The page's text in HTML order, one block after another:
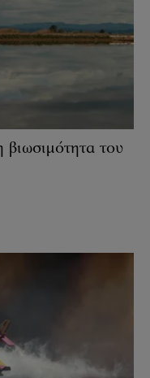
του